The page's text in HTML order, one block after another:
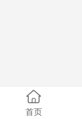
首页